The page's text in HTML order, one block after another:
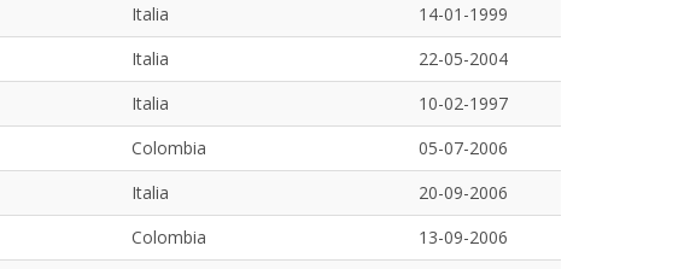
Italia
14-01-1999
Italia
22-05-2004
Italia
10-02-1997
Colombia
05-07-2006
Italia
20-09-2006
Colombia
13-09-2006